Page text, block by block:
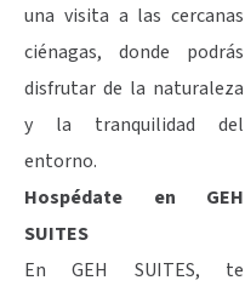
una visita a las cercanas
ciénagas, donde podrás
disfrutar de la naturaleza
y la tranquilidad del
entorno.
Hospédate en GEH
SUITES
En GEH SUITES, te